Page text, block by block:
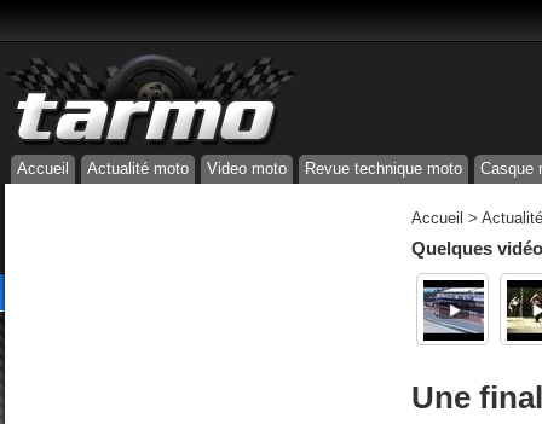
Accueil Actualité moto Video moto Revue technique moto Casque
Accueil >
Quelques
Une